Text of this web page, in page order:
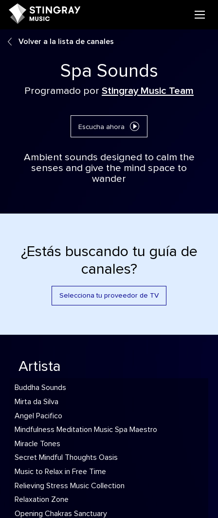
Volver a la lista de canales
Spa Sounds
Programado por Stingray Music Team
Escucha ahora
Ambient sounds designed to calm the
senses and give the mind space to
wander
¿Estás buscando tu guía de
canales?
Selecciona tu proveedor de TV
Artista
Buddha Sounds
Mirta da Silva
Angel Pacifico
Mindfulness Meditation Music Spa Maestro
Miracle Tones
Secret Mindful Thoughts Oasis
Music to Relax in Free Time
Relieving Stress Music Collection
Relaxation Zone
Opening Chakras Sanctuary